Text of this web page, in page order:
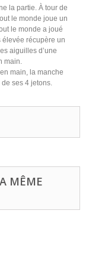
la partie. À tour de
le monde joue un
le monde a joué
récupère un
aiguilles d’une
main.
main, la manche
ses 4 jetons.
MÊME